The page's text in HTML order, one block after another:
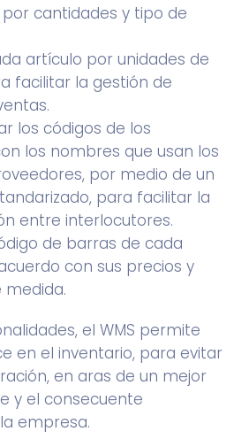
cantidades y tipo de
artículo por unidades de
facilitar la gestión de
los códigos de los
los nombres que usan los
por medio de un
para facilitar la
entre interlocutores.
de barras de cada
con sus precios y
medida.
el WMS permite
en el inventario, para evitar
en aras de un mejor
y el consecuente
empresa.